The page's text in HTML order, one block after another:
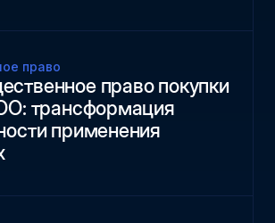
право
право покупки
трансформация
применения